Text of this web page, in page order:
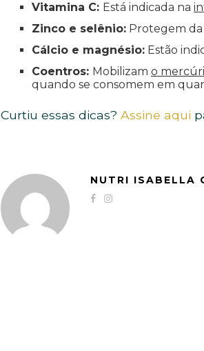
Vitamina C: Está indicada na
Zinco e selênio: Protegem
Cálcio e magnésio: Estão
Coentros: Mobilizam o
quando se consomem em
Curtiu essas dicas? Assine aqui
NUTRI ISABELLA